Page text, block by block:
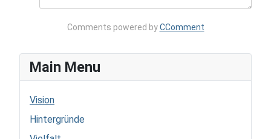
Comments powered byCComment
Main Menu
Vision
Hintergründe